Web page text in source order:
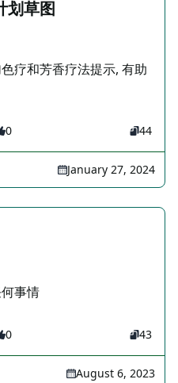
划草图
疗和芳香疗法提示, 有助
0 44
January 27, 2024
事情
0 43
August 6, 2023